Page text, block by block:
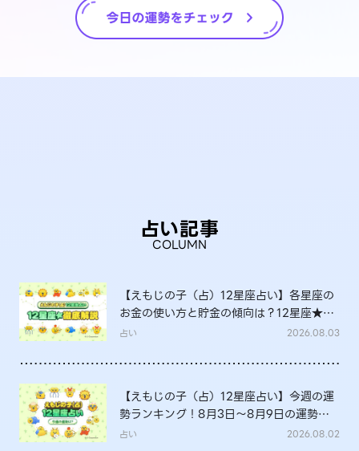
占い記事
COLUMN
【えもじの子（占）12星座占い】各星座の
お金の使い方と貯金の傾向は？12星座★徹
底解説
占い 2026.08.03
【えもじの子（占）12星座占い】今週の運
勢ランキング！8月3日～8月9日の運勢
は？
占い 2026.08.02